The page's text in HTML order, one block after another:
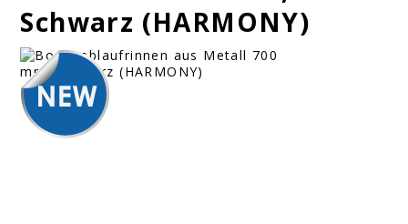
Schwarz (HARMONY)